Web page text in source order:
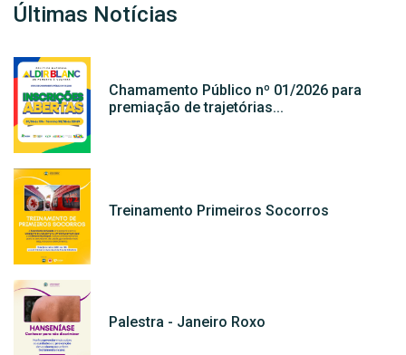
Últimas Notícias
Chamamento Público nº 01/2026 para
premiação de trajetórias...
Treinamento Primeiros Socorros
Palestra - Janeiro Roxo